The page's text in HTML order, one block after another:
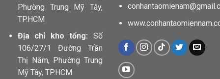
Phường Trung Mỹ Tây,
TP.HCM
Địa chỉ kho tổng: Số
106/27/1 Đường Trần
Thị Năm, Phường Trung
Mỹ Tây, TP.HCM